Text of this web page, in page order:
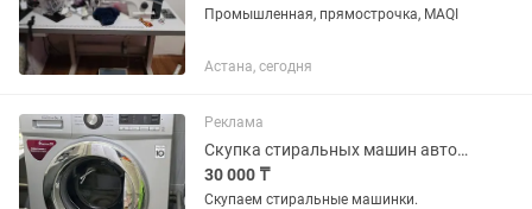
Промышленная, прямострочка, MAQI
Астана, сегодня
Реклама
Скупка стиральных машин автомат
30 000 ₸
Скупаем стиральные машинки.